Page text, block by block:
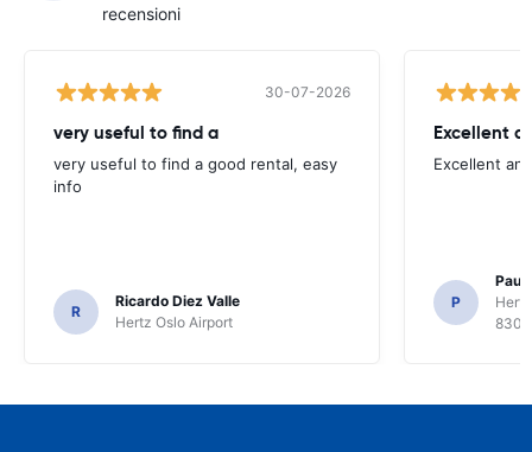
recensioni
30-07-2026
very useful to find a
very useful to find a good rental, easy
info
R
Ricardo Diez Valle
Hertz Oslo Airport
Excellent
Excellent
P
Paul
8300